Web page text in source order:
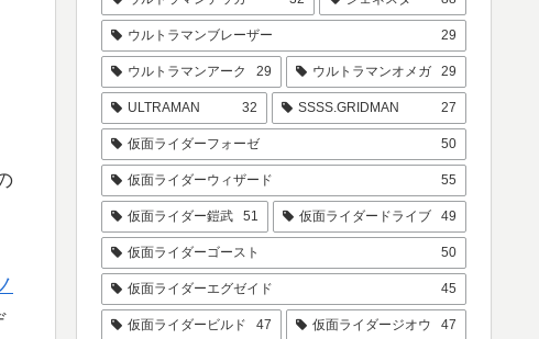
ウルトラマンブレーザー 29
ウルトラマンアーク 29 ウルトラマンオメガ 29
ULTRAMAN 32 SSSS.GRIDMAN 27
仮面ライダーフォーゼ 50
仮面ライダーウィザード 55
仮面ライダー鎧武 51 仮面ライダードライブ 49
仮面ライダーゴースト 50
仮面ライダーエグゼイド 45
仮面ライダービルド 47 仮面ライダージオウ 47